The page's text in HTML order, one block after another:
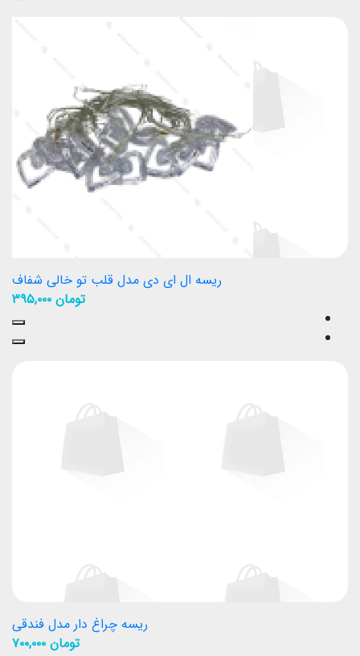
ریسه ال ای دی مدل قلب تو خالی شفاف
تومان
ریسه چراغ دار مدل فندقی
تومان